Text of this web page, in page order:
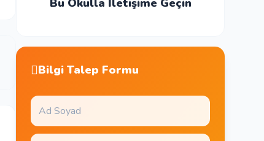
Bu Okulla İletişime Geçin
Bilgi Talep Formu